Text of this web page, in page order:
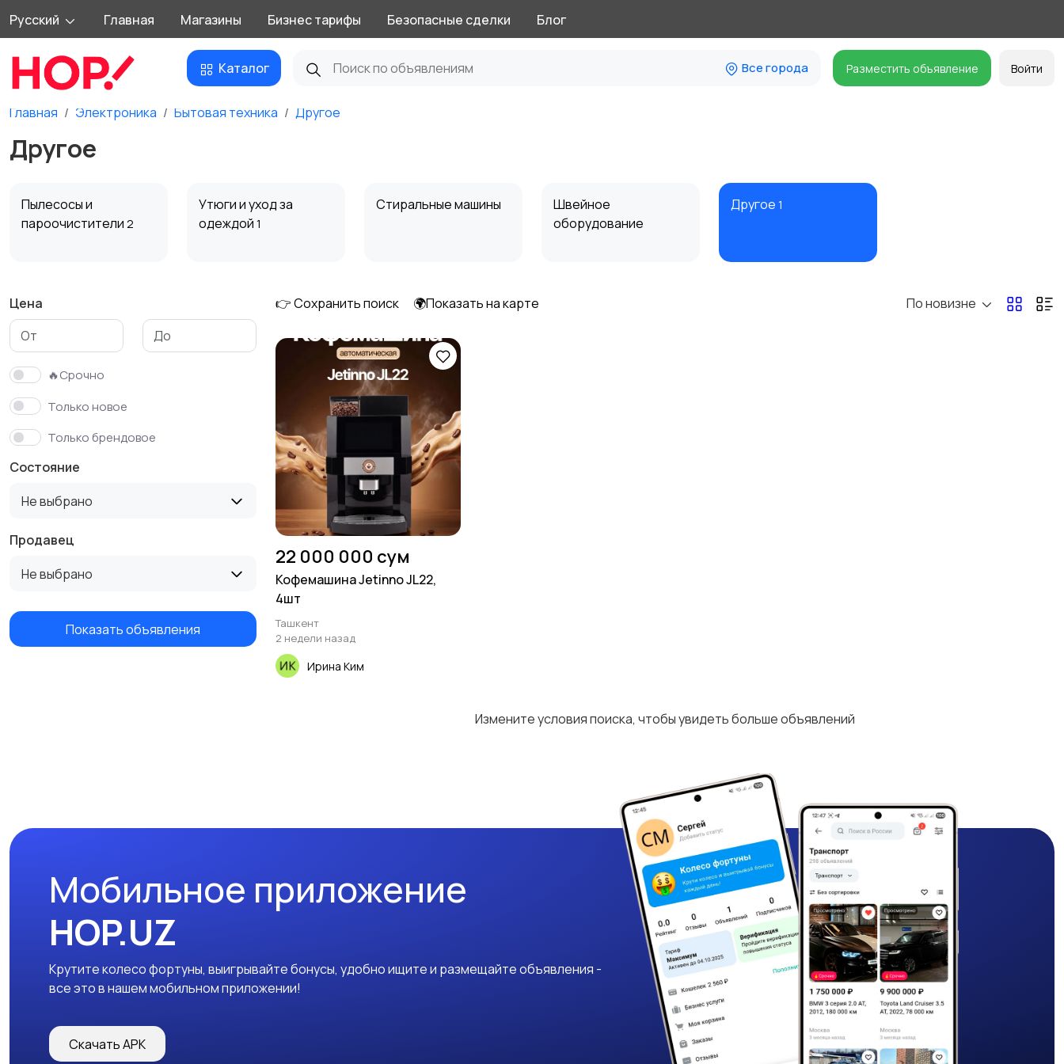
Русский Главная Магазины Бизнес тарифы Безопасные сделки Блог
Каталог Все города Разместить объявление Войти
Главная Электроника Бытовая техника Другое
Другое
Пылесосы и
пароочистители 2
Утюги и уход за
одеждой 1
Стиральные машины
Швейное
оборудование
Другое 1
Цена
🔥Срочно
Только новое
Только брендовое
Состояние
Не выбрано
Продавец
Не выбрано
Показать объявления
👉 Сохранить поиск 🌍Показать на карте По новизне
22 000 000 сум
Кофемашина Jetinno JL22,
4шт
Ташкент
2 недели назад
Ирина Ким
Измените условия поиска, чтобы увидеть больше объявлений
Мобильное приложение
HOP.UZ
Крутите колесо фортуны, выигрывайте бонусы, удобно ищите и размещайте объявления -
все это в нашем мобильном приложении!
Скачать APK